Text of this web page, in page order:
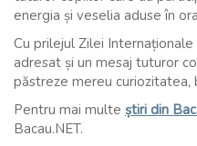
energia și veselia aduse în
Cu prilejul Zilei
adresat și un mesaj tuturor
păstreze mereu curiozitatea,
Pentru mai multe știri din
Bacau.NET.